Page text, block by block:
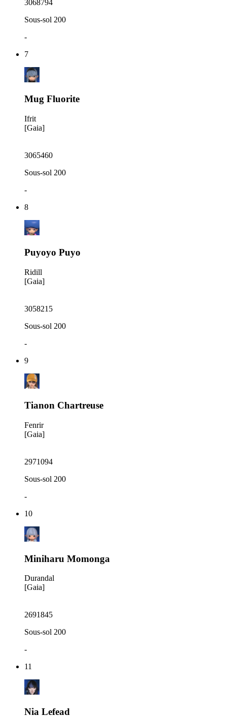
3068794
Sous-sol 200
-
7
Mug Fluorite
Ifrit
[Gaia]
3065460
Sous-sol 200
-
8
Puyoyo Puyo
Ridill
[Gaia]
3058215
Sous-sol 200
-
9
Tianon Chartreuse
Fenrir
[Gaia]
2971094
Sous-sol 200
-
10
Miniharu Momonga
Durandal
[Gaia]
2691845
Sous-sol 200
-
11
Nia Lefead